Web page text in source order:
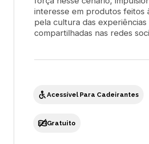
interesse em produtos feitos
pela cultura das experiências
compartilhadas nas redes
Acessível Para Cadeirantes
Gratuito